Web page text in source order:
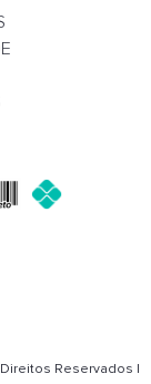
PARA
36,90Reservados |